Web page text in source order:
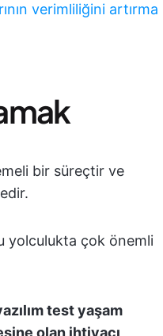
verimliliğini artırma
bir süreçtir ve
yolculukta çok önemli
test yaşam
olan ihtiyacı